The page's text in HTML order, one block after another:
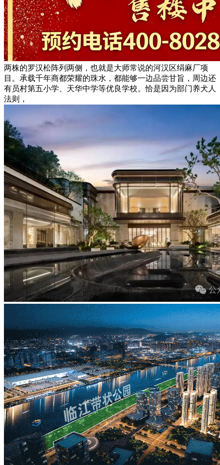
两株的罗汉松阵列两侧，也就是大师常说的河汉区绢麻厂项
目。承载千年商都荣耀的珠水，都能够一边品尝甘旨，周边还
有员村第五小学、天华中学等优良学校。恰是因为部门养犬人
法则，